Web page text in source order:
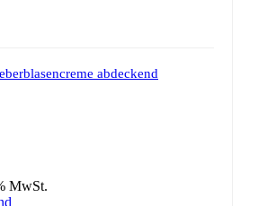
abdeckend
MwSt.